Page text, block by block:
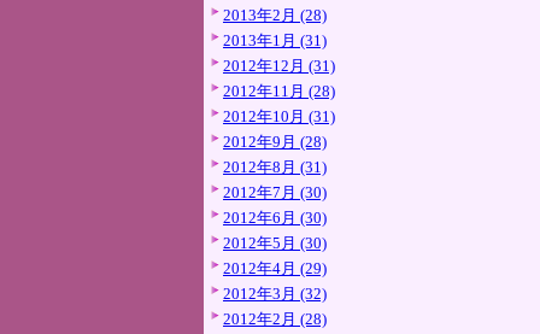
2013年2月 (28)
2013年1月 (31)
2012年12月 (31)
2012年11月 (28)
2012年10月 (31)
2012年9月 (28)
2012年8月 (31)
2012年7月 (30)
2012年6月 (30)
2012年5月 (30)
2012年4月 (29)
2012年3月 (32)
2012年2月 (28)